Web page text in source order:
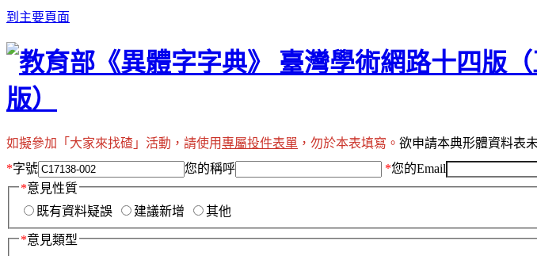
到主要頁面
如擬參加「大家來找碴」活動，請使用專屬投件表單 ，勿於本表填寫。 欲申請本典形體資料表
*字號 您的稱呼 *您的Email
*意見性質
既有資料疑誤
建議新增 其他
*意見類型